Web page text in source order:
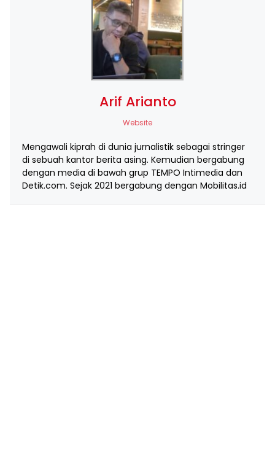
Arif Arianto
Website
Mengawali kiprah di dunia jurnalistik sebagai stringer
di sebuah kantor berita asing. Kemudian bergabung
dengan media di bawah grup TEMPO Intimedia dan
Detik.com. Sejak 2021 bergabung dengan Mobilitas.id